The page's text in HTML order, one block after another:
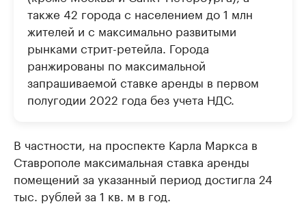
также 42 города с населением до 1 млн
жителей и с максимально развитыми
рынками стрит-ретейла. Города
ранжированы по максимальной
запрашиваемой ставке аренды в первом
полугодии 2022 года без учета НДС.
В частности, на проспекте Карла Маркса в
Ставрополе максимальная ставка аренды
помещений за указанный период достигла 24
тыс. рублей за 1 кв. м в год.